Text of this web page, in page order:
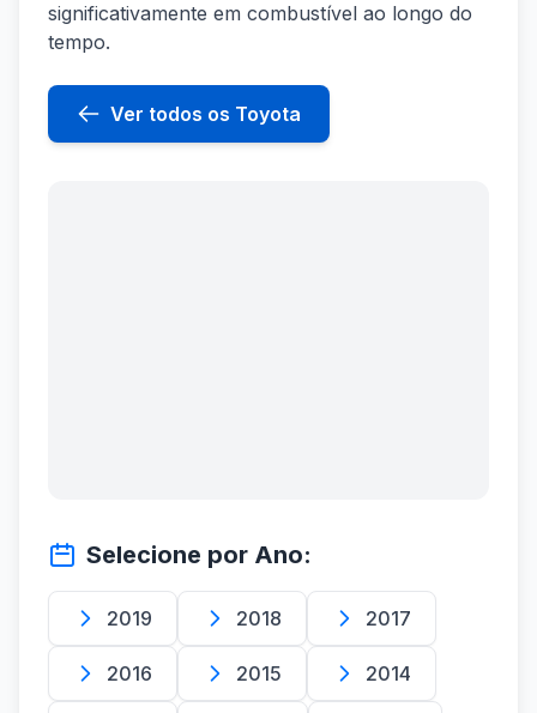
significativamente em combustível ao longo do
tempo.
Ver todos os Toyota
Selecione por Ano:
2019 2018 2017
2016 2015 2014